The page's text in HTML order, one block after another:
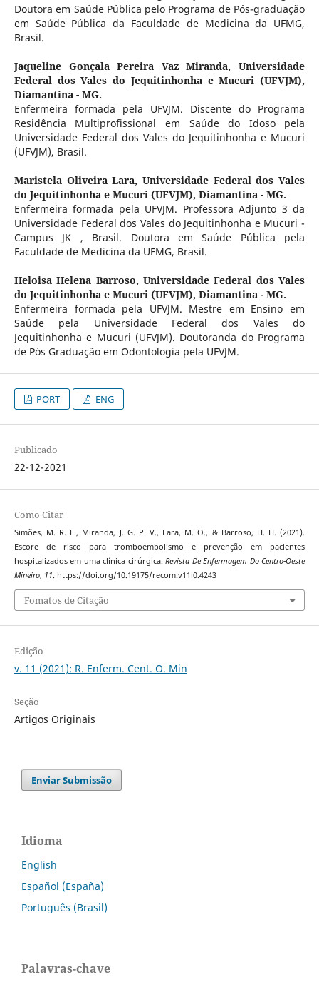
Doutora em Saúde Pública pelo Programa de Pós-graduação
em Saúde Pública da Faculdade de Medicina da UFMG,
Brasil.
Jaqueline Gonçala Pereira Vaz Miranda,Universidade
Federal dos Vales do Jequitinhonha e Mucuri (UFVJM),
Diamantina - MG.
Enfermeira formada pela UFVJM. Discente do Programa
Residência Multiprofissional em Saúde do Idoso pela
Universidade Federal dos Vales do Jequitinhonha e Mucuri
(UFVJM), Brasil.
Maristela Oliveira Lara, Universidade Federal dos Vales
do Jequitinhonha e Mucuri (UFVJM), Diamantina - MG.
Enfermeira formada pela UFVJM. Professora Adjunto 3 da
Universidade Federal dos Vales do Jequitinhonha e Mucuri -
Campus JK , Brasil. Doutora em Saúde Pública pela
Faculdade de Medicina da UFMG, Brasil.
Heloisa Helena Barroso, Universidade Federal dos Vales
do Jequitinhonha e Mucuri (UFVJM), Diamantina - MG.
Enfermeira formada pela UFVJM. Mestre em Ensino em
Saúde pela Universidade Federal dos Vales do
Jequitinhonha e Mucuri (UFVJM). Doutoranda do Programa
de Pós Graduação em Odontologia pela UFVJM.
PORT ENG
Publicado
22-12-2021
Como Citar
Simões, M. R. L., Miranda, J. G. P. V., Lara, M. O., & Barroso, H. H. (2021).
Escore de risco para tromboembolismo e prevenção em pacientes
hospitalizados em uma clínica cirúrgica.Revista De Enfermagem Do Centro-Oeste
Mineiro, 11. https://doi.org/10.19175/recom.v11i0.4243
Fomatos de Citação
Edição
v. 11 (2021): R. Enferm. Cent. O. Min
Seção
Artigos Originais
Enviar Submissão
Idioma
English
Español (España)
Português (Brasil)
Palavras-chave